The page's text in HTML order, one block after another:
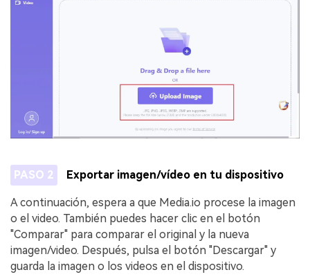
PASO 2 Exportar imagen/vídeo en tu dispositivo
A continuación, espera a que Media.io procese la imagen
o el video. También puedes hacer clic en el botón
"Comparar" para comparar el original y la nueva
imagen/video. Después, pulsa el botón "Descargar" y
guarda la imagen o los videos en el dispositivo.